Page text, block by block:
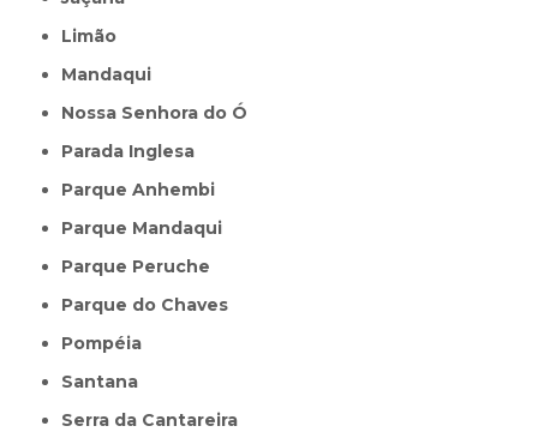
Limão
Mandaqui
Nossa Senhora do Ó
Parada Inglesa
Parque Anhembi
Parque Mandaqui
Parque Peruche
Parque do Chaves
Pompéia
Santana
Serra da Cantareira